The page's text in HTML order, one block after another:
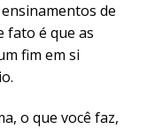
de
fato é que as
fim em si
o que você faz,